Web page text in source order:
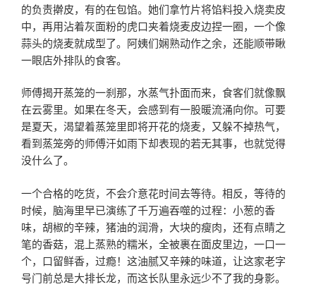
的负责擀皮，有的在包馅。她们拿竹片将馅料投入烧卖皮
中，再用沾着灰面粉的虎口夹着烧麦皮边捏一圈，一个像
蒜头的烧麦就成型了。阿姨们娴熟动作之余，还能顺带瞅
一眼店外排队的食客。
师傅揭开蒸笼的一刹那，水蒸气扑面而来，食客们就像飘
在云雾里。如果在冬天，会感到有一股暖流涌向你。可要
是夏天，渴望着蒸笼里即将开花的烧麦，又躲不掉热气，
看到蒸笼旁的师傅汗如雨下却表现的若无其事，也就觉得
没什么了。
一个合格的吃货，不会介意花时间去等待。相反，等待的
时候，脑海里早已演练了千万遍吞噬的过程：小葱的香
味，胡椒的辛辣，猪油的润滑，大块的瘦肉，还有点睛之
笔的香菇，混上蒸熟的糯米，全被裹在面皮里边，一口一
个，口留鲜香，过瘾！这油腻又辛辣的味道，让这家老字
号门前总是大排长龙，而这长队里永远少不了我的身影。